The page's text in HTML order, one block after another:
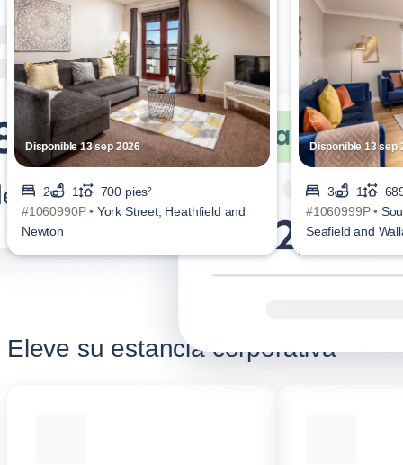
Disponible 13 sep 2026
2 1
700 pies²
#1060990P • York Street, Heathfield and
Newton
Disponible 13 sep
3 1
#1060999P •
Seafield and
Eleve su estancia corporativa